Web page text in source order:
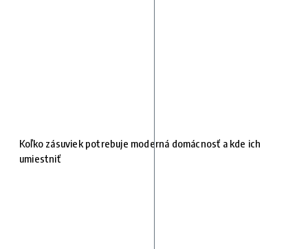
Koľko zásuviek potrebuje moderná domácnosť a kde ich
umiestniť